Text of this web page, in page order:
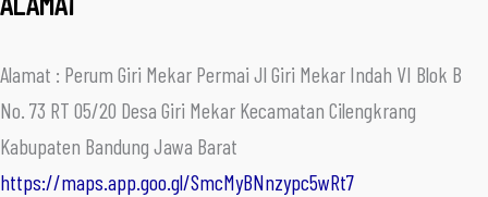
Alamat : Perum Giri Mekar Permai Jl Giri Mekar Indah VI Blok B
No. 73 RT 05/20 Desa Giri Mekar Kecamatan Cilengkrang
Kabupaten Bandung Jawa Barat
https://maps.app.goo.gl/SmcMyBNnzypc5wRt7